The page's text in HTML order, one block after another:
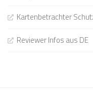
Kartenbetrachter
Reviewer Infos aus DE